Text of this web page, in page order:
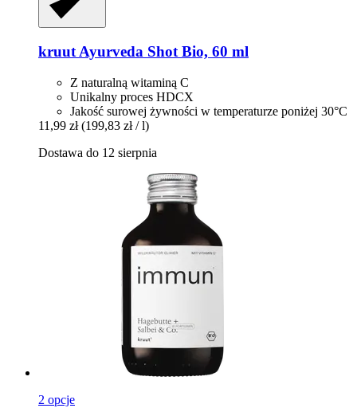
kruut Ayurveda Shot Bio, 60 ml
Z naturalną witaminą C
Unikalny proces HDCX
Jakość surowej żywności w temperaturze poniżej 30°C
11,99 zł (199,83 zł / l)
Dostawa do 12 sierpnia
2 opcje